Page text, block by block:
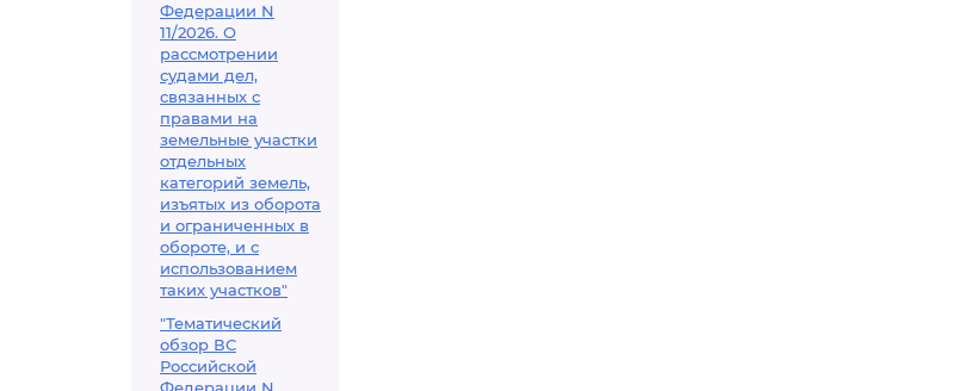
Федерации N
11/2026. О
рассмотрении
судами дел,
связанных с
правами на
земельные участки
отдельных
категорий земель,
изъятых из оборота
и ограниченных в
обороте, и с
использованием
таких участков"
"Тематический
обзор ВС
Российской